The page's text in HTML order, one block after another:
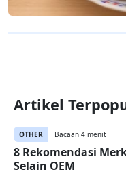
Artikel
OTHER Bacaan 4 menit
8 Rekomendasi
Selain OEM